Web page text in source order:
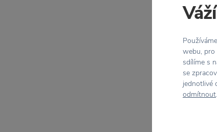
webu, pro
sdílíme s
se
jednotlivé
odmítnout